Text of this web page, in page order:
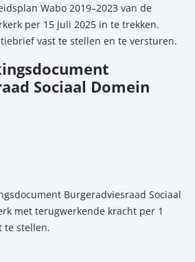
Wabo 2019–2023 van de
per 15 juli 2025 in te trekken.
vast te stellen en te versturen.
Sociaal Domein
Burgeradviesraad Sociaal
met terugwerkende kracht per 1
te stellen.